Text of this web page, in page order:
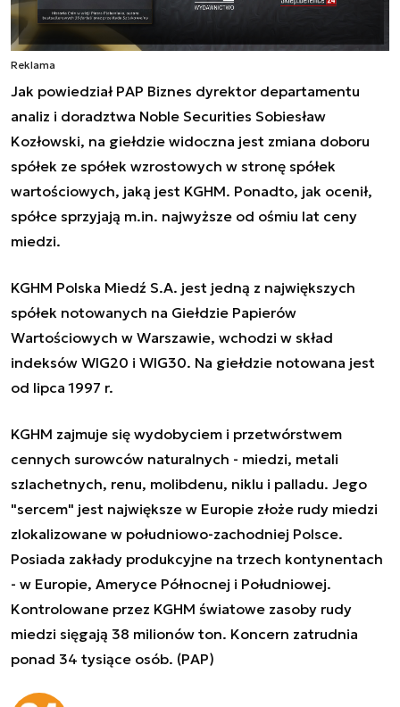
Reklama
Jak powiedział PAP Biznes dyrektor departamentu
analiz i doradztwa Noble Securities Sobiesław
Kozłowski, na giełdzie widoczna jest zmiana doboru
spółek ze spółek wzrostowych w stronę spółek
wartościowych, jaką jest KGHM. Ponadto, jak ocenił,
spółce sprzyjają m.in. najwyższe od ośmiu lat ceny
miedzi.
KGHM Polska Miedź S.A. jest jedną z największych
spółek notowanych na Giełdzie Papierów
Wartościowych w Warszawie, wchodzi w skład
indeksów WIG20 i WIG30. Na giełdzie notowana jest
od lipca 1997 r.
KGHM zajmuje się wydobyciem i przetwórstwem
cennych surowców naturalnych - miedzi, metali
szlachetnych, renu, molibdenu, niklu i palladu. Jego
"sercem" jest największe w Europie złoże rudy miedzi
zlokalizowane w południowo-zachodniej Polsce.
Posiada zakłady produkcyjne na trzech kontynentach
- w Europie, Ameryce Północnej i Południowej.
Kontrolowane przez KGHM światowe zasoby rudy
miedzi sięgają 38 milionów ton. Koncern zatrudnia
ponad 34 tysiące osób. (PAP)